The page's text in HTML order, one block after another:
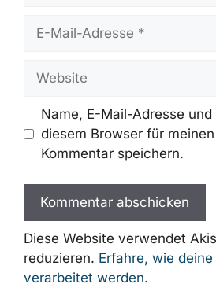
Name
E-
Mail-
Name, E-Mail-Adresse und
diesem Browser für
Kommentar speichern.